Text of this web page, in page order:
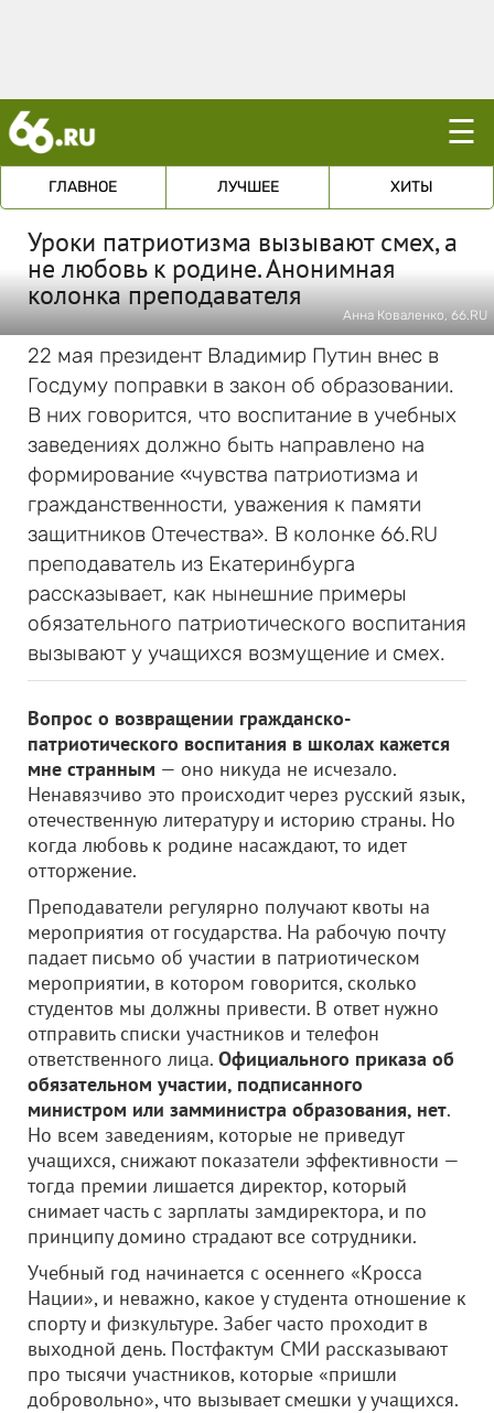
☰
ГЛАВНОЕ ЛУЧШЕЕ ХИТЫ
Уроки патриотизма вызывают смех, а
не любовь к родине. Анонимная
колонка преподавателя
Анна Коваленко, 66.RU
22 мая президент Владимир Путин внес в
Госдуму поправки в закон об образовании.
В них говорится, что воспитание в учебных
заведениях должно быть направлено на
формирование «чувства патриотизма и
гражданственности, уважения к памяти
защитников Отечества». В колонке 66.RU
преподаватель из Екатеринбурга
рассказывает, как нынешние примеры
обязательного патриотического воспитания
вызывают у учащихся возмущение и смех.
Вопрос о возвращении гражданско-
патриотического воспитания в школах кажется
мне странным — оно никуда не исчезало.
Ненавязчиво это происходит через русский язык,
отечественную литературу и историю страны. Но
когда любовь к родине насаждают, то идет
отторжение.
Преподаватели регулярно получают квоты на
мероприятия от государства. На рабочую почту
падает письмо об участии в патриотическом
мероприятии, в котором говорится, сколько
студентов мы должны привести. В ответ нужно
отправить списки участников и телефон
ответственного лица. Официального приказа об
обязательном участии, подписанного
министром или замминистра образования, нет.
Но всем заведениям, которые не приведут
учащихся, снижают показатели эффективности —
тогда премии лишается директор, который
снимает часть с зарплаты замдиректора, и по
принципу домино страдают все сотрудники.
Учебный год начинается с осеннего «Кросса
Нации», и неважно, какое у студента отношение к
спорту и физкультуре. Забег часто проходит в
выходной день. Постфактум СМИ рассказывают
про тысячи участников, которые «пришли
добровольно», что вызывает смешки у учащихся.